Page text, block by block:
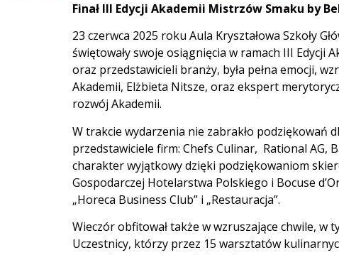
Finał III Edycji Akademii Mistrzów Smaku by
23 czerwca 2025 roku Aula Kryształowa Szkoły
świętowały swoje osiągnięcia w ramach III
oraz przedstawicieli branży, była pełna emocji,
Akademii, Elżbieta Nitsze, oraz ekspert
rozwój Akademii.
W trakcie wydarzenia nie zabrakło podziękowań
przedstawiciele firm: Chefs Culinar, Rational AG,
charakter wyjątkowy dzięki podziękowaniom
Gospodarczej Hotelarstwa Polskiego i Bocuse
„Horeca Business Club” i „Restauracja”.
Wieczór obfitował także w wzruszające chwile,
Uczestnicy, którzy przez 15 warsztatów